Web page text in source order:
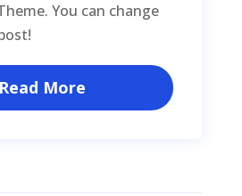
You can change
Read More